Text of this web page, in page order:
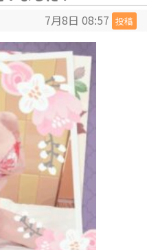
7月8日 08:57 投稿